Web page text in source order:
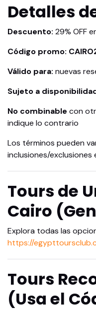
Detalles
Descuento: 29% OFF
Código promo:
Válido para: nuevas
Sujeto a
No combinable con
indique lo contrario
Los términos pueden
inclusiones/exclusiones
Tours de
Cairo
Explora todas las
https://
Tours
(Usa el